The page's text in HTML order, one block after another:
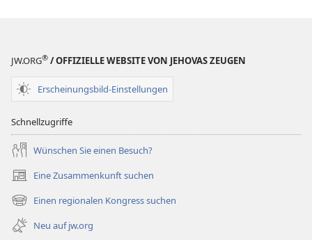
JW.ORG® / OFFIZIELLE WEBSITE VON JEHOVAS ZEUGEN
Erscheinungsbild-Einstellungen
Schnellzugriffe
Wünschen Sie einen Besuch?
Eine Zusammenkunft suchen
(öffnet
neues
Fenster)
Einen regionalen Kongress suchen
(öffnet
neues
Fenster)
Neu auf jw.org